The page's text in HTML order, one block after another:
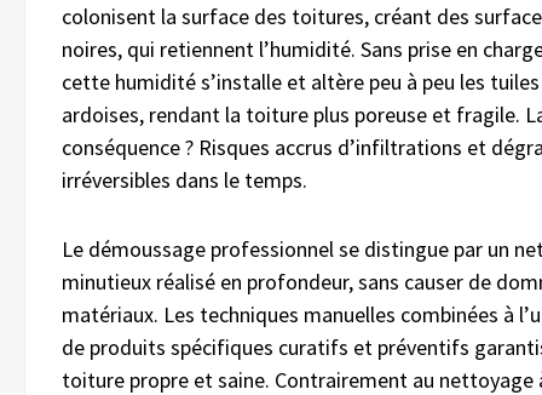
colonisent la surface des toitures, créant des
noires, qui retiennent l’humidité. Sans prise en
cette humidité s’installe et altère peu à peu les
ardoises, rendant la toiture plus poreuse et fragile.
conséquence ? Risques accrus d’infiltrations et
irréversibles dans le temps.
Le démoussage professionnel se distingue par un
minutieux réalisé en profondeur, sans causer de
matériaux. Les techniques manuelles combinées à
de produits spécifiques curatifs et préventifs
toiture propre et saine. Contrairement au nettoyage